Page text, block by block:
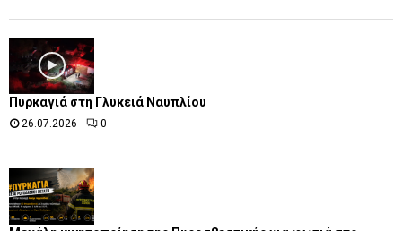
Πυρκαγιά στη Γλυκειά Ναυπλίου
26.07.2026 0